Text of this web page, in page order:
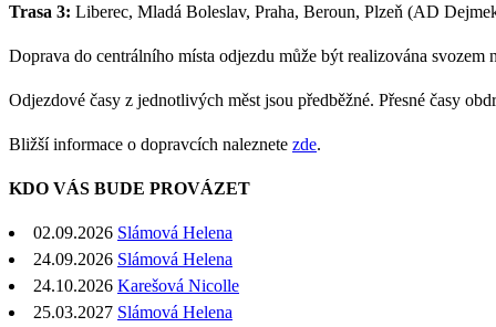
Trasa 3: Liberec, Mladá Boleslav, Praha, Beroun, Plzeň (AD
Doprava do centrálního místa odjezdu může být realizována
Odjezdové časy z jednotlivých měst jsou předběžné. Přesné časy
Bližší informace o dopravcích naleznete zde.
KDO VÁS BUDE PROVÁZET
02.09.2026 Slámová Helena
24.09.2026 Slámová Helena
24.10.2026 Karešová Nicolle
25.03.2027 Slámová Helena